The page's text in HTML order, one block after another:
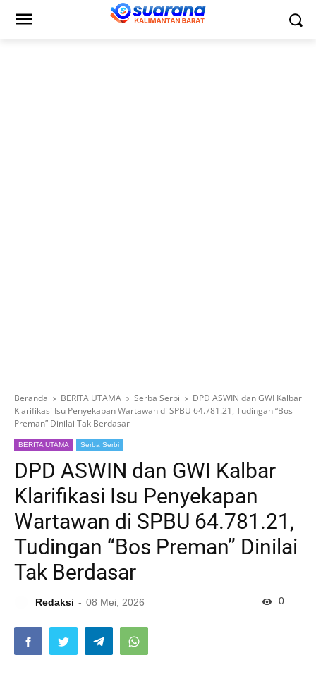
Beranda BERITA UTAMA Serba Serbi
DPD ASWIN dan GWI Kalbar
Klarifikasi Isu Penyekapan Wartawan di SPBU 64.781.21, Tudingan “Bos
Preman” Dinilai Tak Berdasar
BERITA UTAMA Serba Serbi
DPD ASWIN dan GWI Kalbar
Klarifikasi Isu Penyekapan
Wartawan di SPBU 64.781.21,
Tudingan “Bos Preman” Dinilai
Tak Berdasar
Redaksi 08 Mei, 2026 0